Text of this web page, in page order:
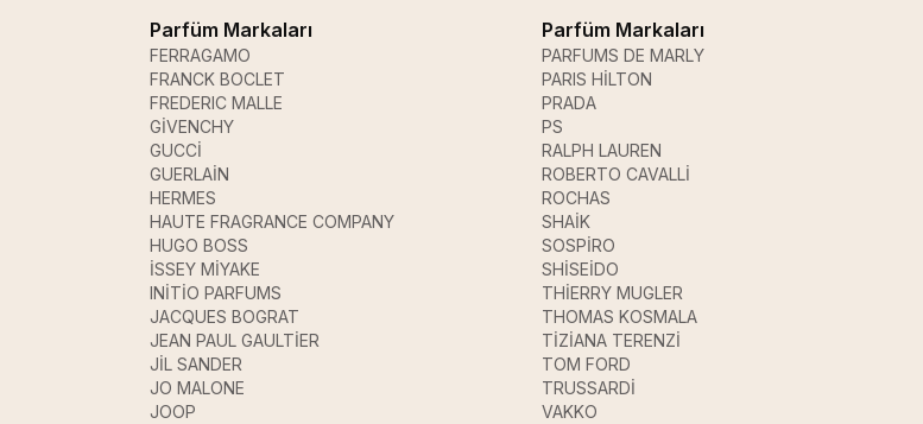
Parfüm Markaları
FERRAGAMO
FRANCK BOCLET
FREDERIC MALLE
GİVENCHY
GUCCİ
GUERLAİN
HERMES
HAUTE FRAGRANCE COMPANY
HUGO BOSS
İSSEY MİYAKE
INİTİO PARFUMS
JACQUES BOGRAT
JEAN PAUL GAULTİER
JİL SANDER
JO MALONE
JOOP
Parfüm Markaları
PARFUMS DE MARLY
PARIS HİLTON
PRADA
PS
RALPH LAUREN
ROBERTO CAVALLİ
ROCHAS
SHAİK
SOSPİRO
SHİSEİDO
THİERRY MUGLER
THOMAS KOSMALA
TİZİANA TERENZİ
TOM FORD
TRUSSARDİ
VAKKO